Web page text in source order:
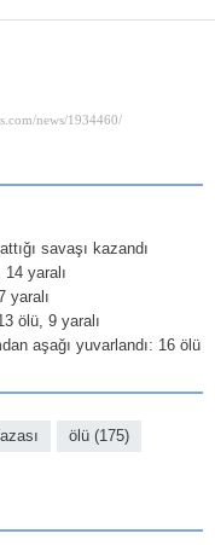
savaşı kazandı
yaralı
yaralı
ölü, 9 yaralı
aşağı yuvarlandı: 16 ölü
ölü (175)